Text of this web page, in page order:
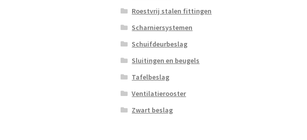
Roestvrij stalen fittingen
Scharniersystemen
Schuifdeurbeslag
Sluitingen en beugels
Tafelbeslag
Ventilatierooster
Zwart beslag